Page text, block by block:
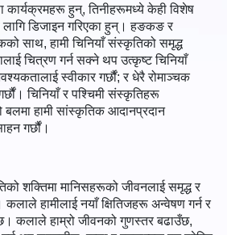
कार्यक्रमहरू हुन्, तिनीहरूमध्ये केही विशेष
लागि डिजाइन गरिएका हुन्। हङकङ र
साथ, हामी चिनियाँ संस्कृतिको समृद्ध
चित्रण गर्न सक्ने थप उत्कृष्ट चिनियाँ
स्वीकार गर्छौं; र धेरै रोमाञ्चक
चिनियाँ र पश्चिमी संस्कृतिहरू
बलमा हामी सांस्कृतिक आदानप्रदान
गर्छौं।
शक्तिमा मानिसहरूको जीवनलाई समृद्ध र
कलाले हामीलाई नयाँ क्षितिजहरू अन्वेषण गर्न र
कलाले हाम्रो जीवनको गुणस्तर बढाउँछ,